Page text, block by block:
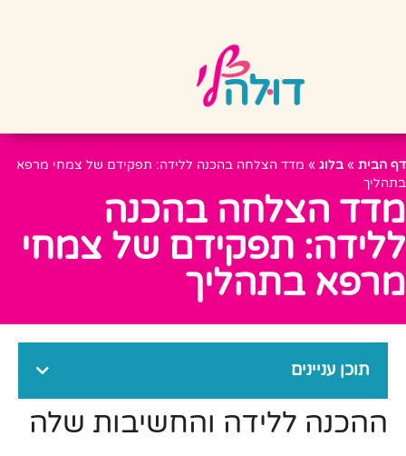
דף הבית » בלוג » מדד הצלחה בהכנה ללידה: תפקידם של צמחי מרפא
בתהליך
מדד הצלחה בהכנה
ללידה: תפקידם של צמחי
מרפא בתהליך
תוכן עניינים
ההכנה ללידה והחשיבות שלה